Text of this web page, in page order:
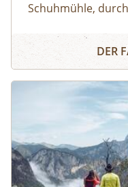
Schuhmühle,
Wanderung in
Archäologin
Fundstellen und
Schattendorfs
DER